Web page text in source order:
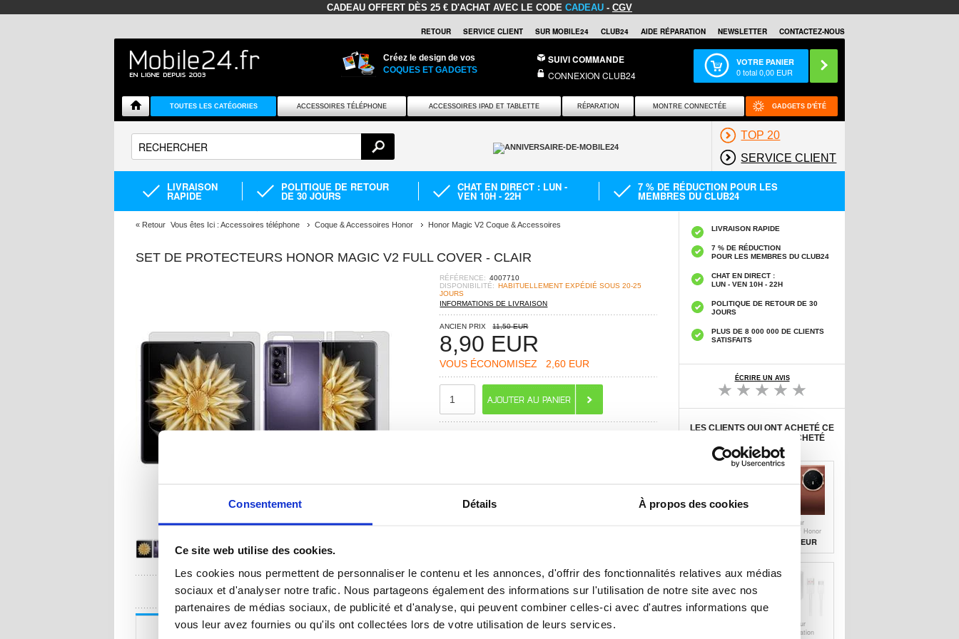
Consentement Détails À propos des cookies
Ce site web utilise des cookies.
Les cookies nous permettent de personnaliser le contenu et les annonces, d'offrir des fonctionnalités relatives aux médias
sociaux et d'analyser notre trafic. Nous partageons également des informations sur l'utilisation de notre site avec nos
partenaires de médias sociaux, de publicité et d'analyse, qui peuvent combiner celles-ci avec d'autres informations que
vous leur avez fournies ou qu'ils ont collectées lors de votre utilisation de leurs services.
CADEAU OFFERT DÈS 25 € D'ACHAT AVEC LE CODE CADEAU - CGV
RETOUR SERVICE CLIENT SUR MOBILE24 CLUB24 AIDE RÉPARATION NEWSLETTER CONTACTEZ-NOUS
Créez le design de vos
COQUES ET GADGETS
SUIVI COMMANDE
CONNEXION CLUB24
VOTRE PANIER
0total0,00 EUR
TOUTES LES CATÉGORIES ACCESSOIRES TÉLÉPHONE ACCESSOIRES IPAD ET TABLETTE RÉPARATION MONTRE CONNECTÉE GADGETS D'ÉTÉ
TOP 20
SERVICE CLIENT
LIVRAISON
RAPIDE
POLITIQUE DE RETOUR
DE 30 JOURS
CHAT EN DIRECT : LUN -
VEN 10H - 22H
7 % DE RÉDUCTION POUR LES
MEMBRES DU CLUB24
« Retour Vous êtes Ici : Accessoires téléphone Coque & Accessoires Honor Honor Magic V2 Coque & Accessoires
SET DE PROTECTEURS HONOR MAGIC V2 FULL COVER - CLAIR
RÉFÉRENCE: 4007710
DISPONIBILITÉ: HABITUELLEMENT EXPÉDIÉ SOUS 20-25
JOURS
INFORMATIONS DE LIVRAISON
ANCIEN PRIX 11,50 EUR
8,90 EUR
VOUS ÉCONOMISEZ 2,60 EUR
UNE QUESTION ? CONTACTEZ-NOUS ! CHAT EN DIRECT
Description
LIVRAISON RAPIDE
7 % DE RÉDUCTION
POUR LES MEMBRES DU CLUB24
CHAT EN DIRECT :
LUN - VEN 10H - 22H
POLITIQUE DE RETOUR DE 30
JOURS
PLUS DE 8 000 000 DE CLIENTS
SATISFAITS
ÉCRIRE UN AVIS
LES CLIENTS QUI ONT ACHETÉ CE
PRODUIT ONT AUSSI ACHETÉ
Protecteur
d'Objectif Honor
Magic V3 en
Verre Trempé
Imak HD - 2
8,90 EUR
Adaptateur
d'alimentation